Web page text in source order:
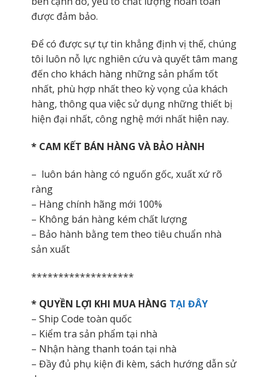
được đảm bảo.
Để có được sự tự tin khẳng định vị thế, chúng
tôi luôn nỗ lực nghiên cứu và quyết tâm mang
đến cho khách hàng những sản phẩm tốt
nhất, phù hợp nhất theo kỳ vọng của khách
hàng, thông qua việc sử dụng những thiết bị
hiện đại nhất, công nghệ mới nhất hiện nay.
* CAM KẾT BÁN HÀNG VÀ BẢO HÀNH
– luôn bán hàng có nguốn gốc, xuất xứ rõ
ràng
– Hàng chính hãng mới 100%
– Không bán hàng kém chất lượng
– Bảo hành bằng tem theo tiêu chuẩn nhà
sản xuất
*******************
* QUYỀN LỢI KHI MUA HÀNG TẠI ĐÂY
– Ship Code toàn quốc
– Kiểm tra sản phẩm tại nhà
– Nhận hàng thanh toán tại nhà
– Đầy đủ phụ kiện đi kèm, sách hướng dẫn sử